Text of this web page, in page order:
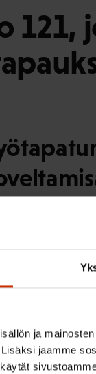
ja
jaamme
121,
määrin
työsuhteen
nro.
varalle.